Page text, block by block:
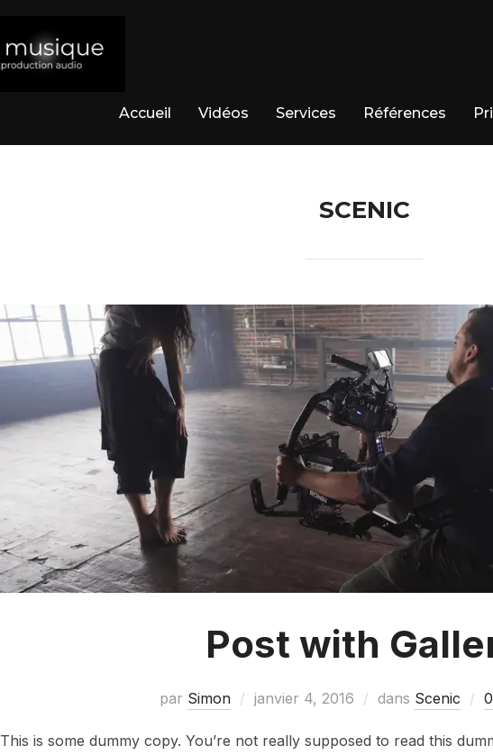
Accueil Vidéos Services Références
SCENIC
Post with
par Simon janvier 4, 2016 dans Scenic
This is some dummy copy. You’re not really supposed to read this